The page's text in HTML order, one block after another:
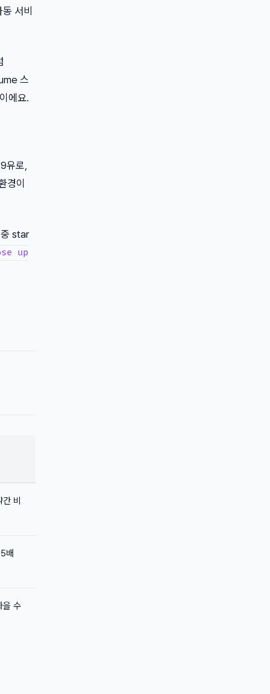
서비
스
에요.
유로,
경이
star
up
비
배
을 수